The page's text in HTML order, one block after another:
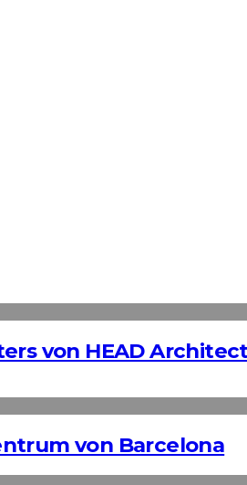
von HEAD
von Barcelona